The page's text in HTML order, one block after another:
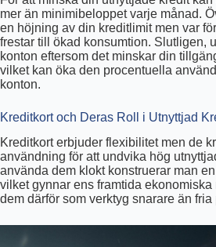
mer än minimibeloppet varje månad.
en höjning av din kreditlimit men var
frestar till ökad konsumtion. Slutligen,
konton eftersom det minskar din
vilket kan öka den procentuella
konton.
Kreditkort och Deras Roll i Utnyttjad
Kreditkort erbjuder flexibilitet men de
användning för att undvika hög
använda dem klokt konstruerar man
vilket gynnar ens framtida ekonomiska
dem därför som verktyg snarare än fria